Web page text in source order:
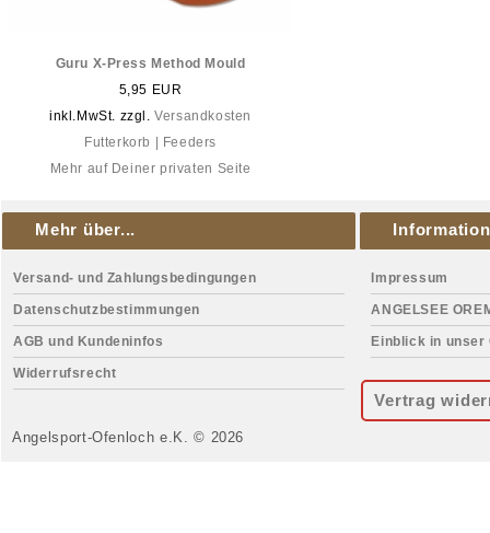
Guru X-Press Method Mould
5,95 EUR
inkl.MwSt. zzgl.Versandkosten
Futterkorb | Feeders
Mehr auf Deiner privaten Seite
Mehr über...
Versand- und Zahlungsbedingungen
Datenschutzbestimmungen
AGB und Kundeninfos
Widerrufsrecht
Impressum
ANGELSEE
Einblick in unser
Vertrag
Angelsport-Ofenloch e.K. © 2026